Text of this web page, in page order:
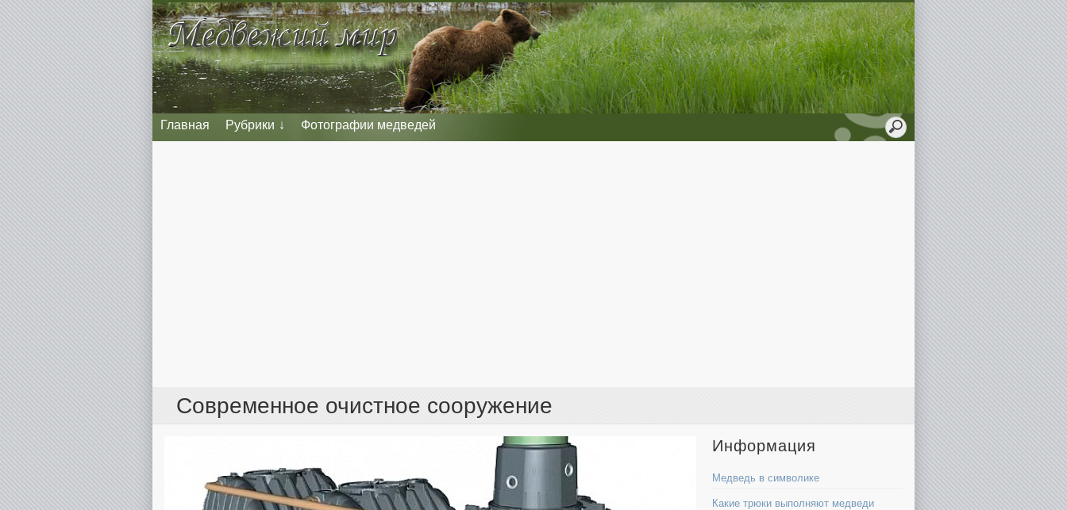
Главная Рубрики Фотографии медведей
Современное очистное сооружение
Информация
Медведь в символике
Какие трюки выполняют медведи